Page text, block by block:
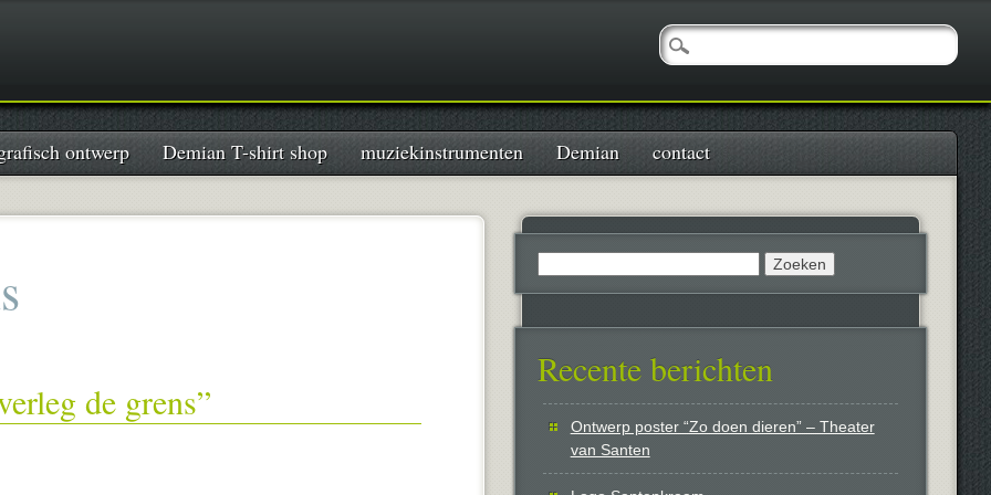
ontwerp Demian T-shirt shop muziekinstrumenten Demian contact
de grens”
Recente berichten
Ontwerp poster “Zo doen dieren” – Theater
van Santen